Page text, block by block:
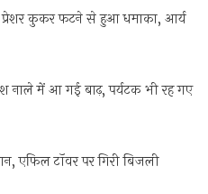
प्रेशर कुकर फटने से हुआ धमाका, आर्य
नाले में आ गई बाढ़, पर्यटक भी रह गए
एफिल टॉवर पर गिरी बिजली